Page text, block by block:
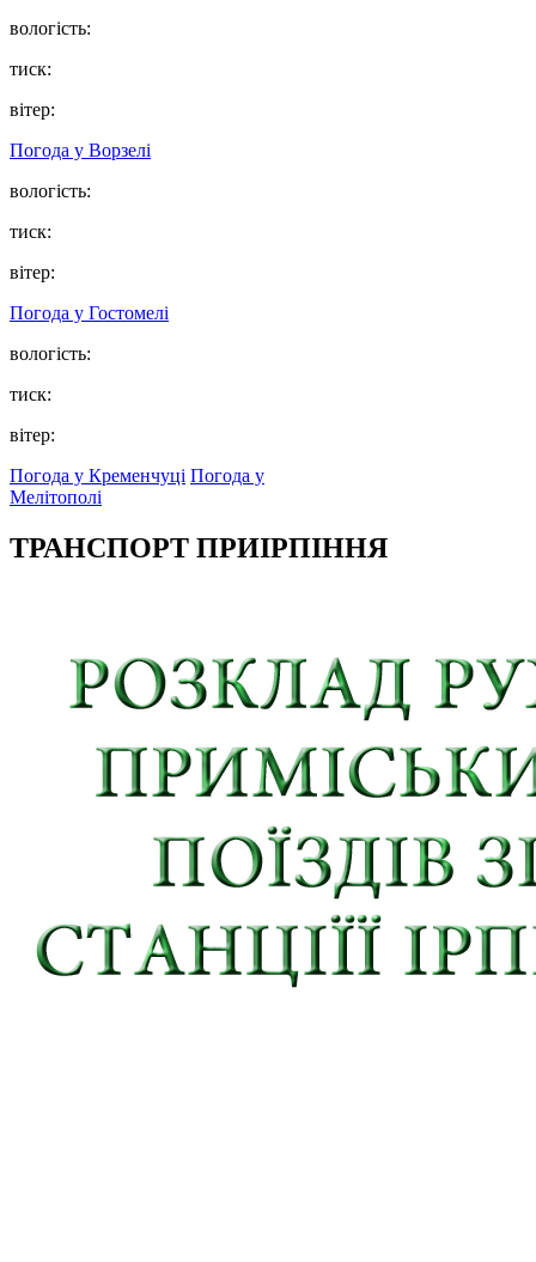
вологість:
тиск:
вітер:
Погода у Ворзелі
вологість:
тиск:
вітер:
Погода у Гостомелі
вологість:
тиск:
вітер:
Погода у Кременчуці Погода у
Мелітополі
ТРАНСПОРТ ПРИІРПІННЯ